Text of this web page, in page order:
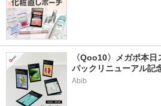
〈Qoo10〉メガポ本
パックリニューアル記
Abib